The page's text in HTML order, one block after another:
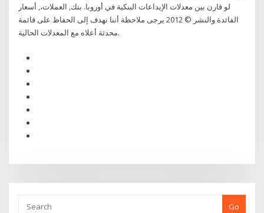
لو قارن بين معدلات الإيداعات البنكية في أوروبا. بنك, العملات،, أسعار
الفائدة والنشر © 2012 يرجى ملاحظة أننا نهدف إلى الحفاظ على قائمة
محدثة أعلاه مع المعدلات الحالية.
Go